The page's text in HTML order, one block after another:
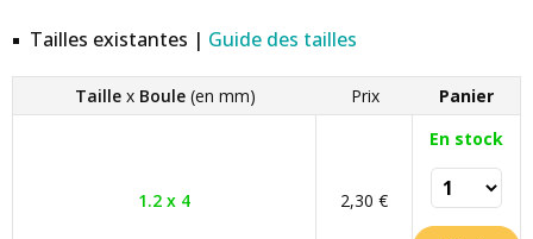
Tailles existantes | Guide des tailles
Taille x Boule (en mm) Prix Panier
1.2 x 4 2,30 €
En stock